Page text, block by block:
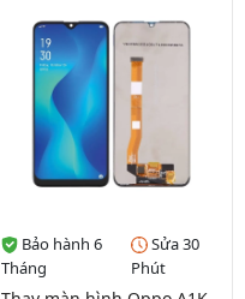
Bảo hành 6
Tháng
Sửa 30
Phút